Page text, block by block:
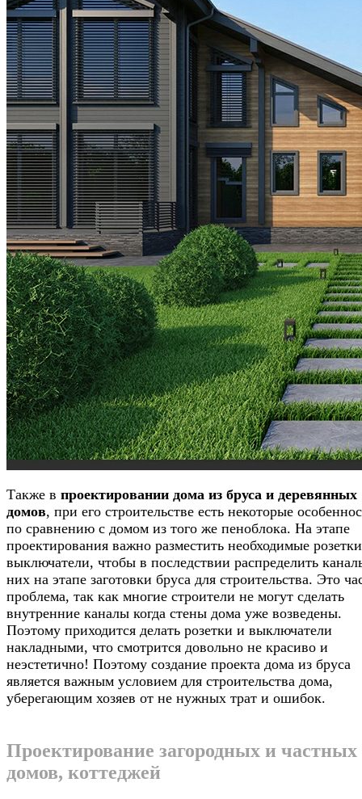
Также в проектировании дома из бруса и деревянных
домов, при его строительстве есть некоторые
по сравнению с домом из того же пеноблока. На этапе
проектирования важно разместить необходимые
выключатели, чтобы в последствии распределить
них на этапе заготовки бруса для строительства. Это
проблема, так как многие строители не могут сделать
внутренние каналы когда стены дома уже возведены.
Поэтому приходится делать розетки и выключатели
накладными, что смотрится довольно не красиво и
неэстетично! Поэтому создание проекта дома из бруса
является важным условием для строительства дома,
уберегающим хозяев от не нужных трат и ошибок.
Проектирование загородных и частных
домов, коттеджей